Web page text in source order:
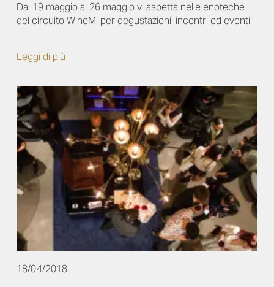
Dal 19 maggio al 26 maggio vi aspetta nelle enoteche
del circuito WineMi per degustazioni, incontri ed eventi
Leggi di più
18/04/2018